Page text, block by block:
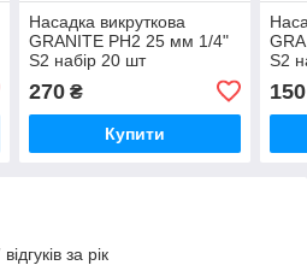
Насадка викруткова
GRANITE PH2 25 мм 1/4"
S2 набір 20 шт
270₴
Купити
S2
150
за рік